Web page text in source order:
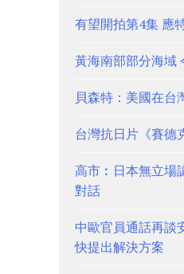
有望開拍第4集 應
黃海南部部分海域
貝森特：美國在台
台灣抗日片《賽德
高市︰日本無立場
對話
中歐官員通話再談
快提出解決方案